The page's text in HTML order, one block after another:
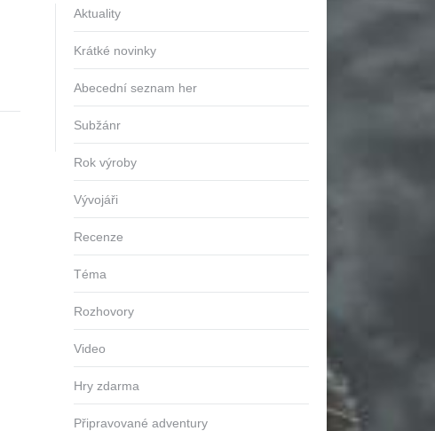
Aktuality
Krátké novinky
Abecední seznam her
Subžánr
Rok výroby
Vývojáři
Recenze
Téma
Rozhovory
Video
Hry zdarma
Připravované adventury